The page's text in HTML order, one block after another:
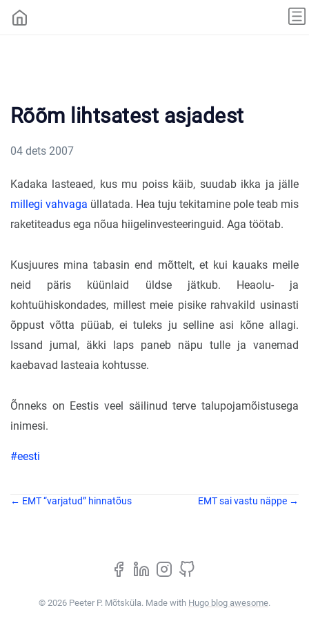
Rõõm lihtsatest asjadest
04 dets 2007
Kadaka lasteaed, kus mu poiss käib, suudab ikka ja jälle
millegi vahvaga üllatada. Hea tuju tekitamine pole teab mis
raketiteadus ega nõua hiigelinvesteeringuid. Aga töötab.
Kusjuures mina tabasin end mõttelt, et kui kauaks meile
neid päris küünlaid üldse jätkub. Heaolu- ja
kohtuühiskondades, millest meie pisike rahvakild usinasti
õppust võtta püüab, ei tuleks ju selline asi kõne allagi.
Issand jumal, äkki laps paneb näpu tulle ja vanemad
kaebavad lasteaia kohtusse.
Õnneks on Eestis veel säilinud terve talupojamõistusega
inimesi.
#eesti
← EMT “varjatud” hinnatõus EMT sai vastu näppe →
© 2026 Peeter P. Mõtsküla. Made with Hugo blog awesome.